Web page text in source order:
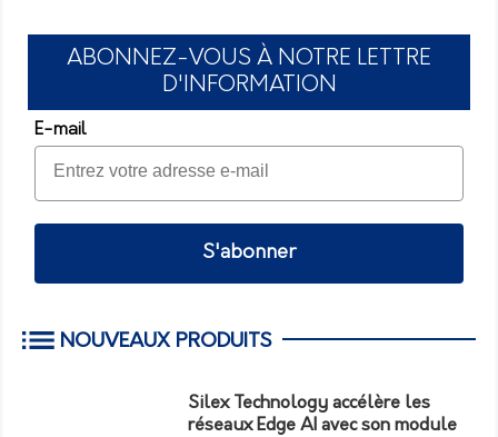
ABONNEZ-VOUS À NOTRE LETTRE
D'INFORMATION
E-mail
S'abonner
NOUVEAUX PRODUITS
Silex Technology accélère les
réseaux Edge AI avec son module